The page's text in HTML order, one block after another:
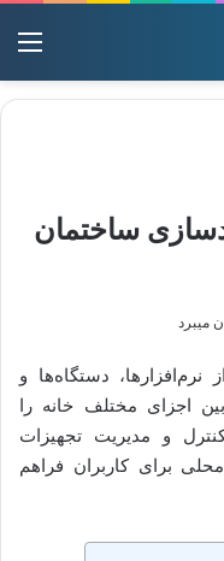
ساختمان
دستگاه‌ها و
اجزای مختلف خانه را
و مدیریت تجهیزات
برای کاربران فراهم